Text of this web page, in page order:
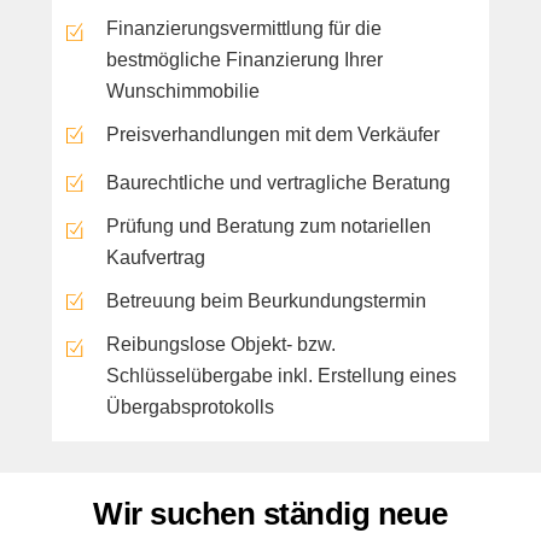
Finanzierungsvermittlung für die
bestmögliche Finanzierung Ihrer
Wunschimmobilie
Preisverhandlungen mit dem Verkäufer
Baurechtliche und vertragliche Beratung
Prüfung und Beratung zum notariellen
Kaufvertrag
Betreuung beim Beurkundungstermin
Reibungslose Objekt- bzw.
Schlüsselübergabe inkl. Erstellung eines
Übergabsprotokolls
Wir suchen ständig neue